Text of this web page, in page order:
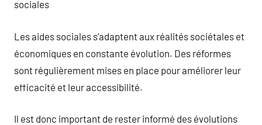
sociales
Les aides sociales s’adaptent aux réalités sociétales et
économiques en constante évolution. Des réformes
sont régulièrement mises en place pour améliorer leur
efficacité et leur accessibilité.
Il est donc important de rester informé des évolutions